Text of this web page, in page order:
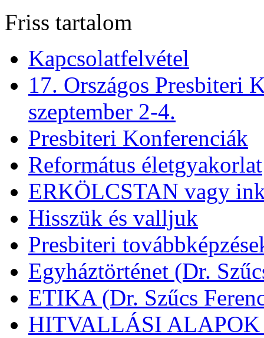
Friss tartalom
Kapcsolatfelvétel
17. Országos Presbiteri
szeptember 2-4.
Presbiteri Konferenciák
Református életgyakorlat
ERKÖLCSTAN vagy
Hisszük és valljuk
Presbiteri
Egyháztörténet (Dr.
ETIKA (Dr. Szűcs
HITVALLÁSI ALAPOK